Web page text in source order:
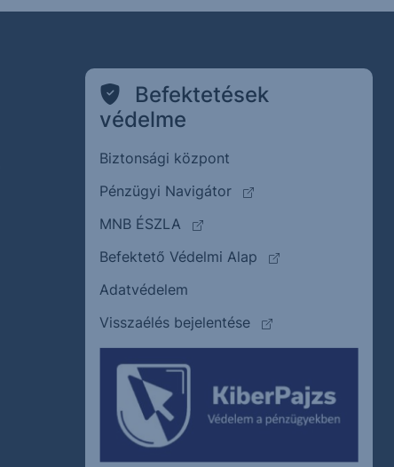
Befektetések
védelme
Biztonsági központ
Pénzügyi Navigátor
(külső oldalra ugrik)
MNB ÉSZLA
(külső oldalra ugrik)
Befektető Védelmi Alap
(külső oldalra
Adatvédelem
Visszaélés bejelentése
(külső oldalra ugrik)